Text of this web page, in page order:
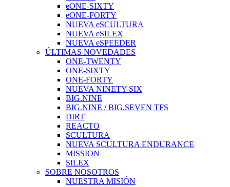
eONE-SIXTY
eONE-FORTY
NUEVA eSCULTURA
NUEVA eSILEX
NUEVA eSPEEDER
ÚLTIMAS NOVEDADES
ONE-TWENTY
ONE-SIXTY
ONE-FORTY
NUEVA NINETY-SIX
BIG.NINE
BIG.NINE / BIG.SEVEN TFS
DIRT
REACTO
SCULTURA
NUEVA SCULTURA ENDURANCE
MISSION
SILEX
SOBRE NOSOTROS
NUESTRA MISIÓN